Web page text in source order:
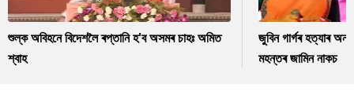
শুল্ক অবিহনে বিদেশলৈ ৰপ্তানি হ'ব অসমৰ চাহঃ অমিত
শ্বাহ
জুবিন গাৰ্গৰ হত্যাৰ
মহন্তৰ জামিন নাকচ